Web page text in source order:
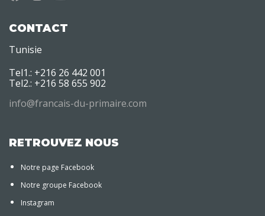
CONTACT
Tunisie
Tel1.: +216 26 442 001
Tel2.: +216 58 655 902
info@francais-du-primaire.com
RETROUVEZ NOUS
Notre page Facebook
Notre groupe Facebook
Instagram